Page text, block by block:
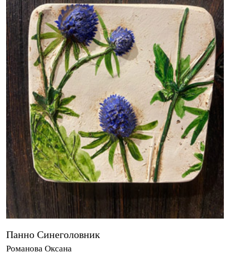
Панно Синеголовник
Романова Оксана